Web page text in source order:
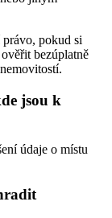
pokud si
bezúplatně
jsou k
údaje o místu